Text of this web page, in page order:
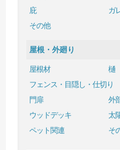
庇
ガ
その他
屋根・外廻り
屋根材
樋
フェンス・目隠し・仕切り
門扉
外
ウッドデッキ
太
ペット関連
そ